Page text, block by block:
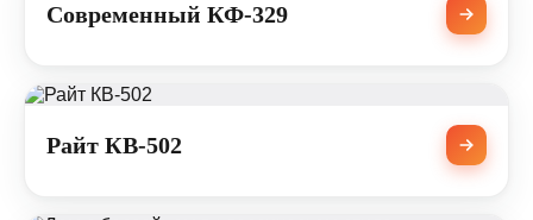
Современный КФ-329
Райт КВ-502